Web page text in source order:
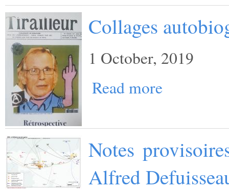
Collages
1 October, 2019
Read more
Notes
Alfred